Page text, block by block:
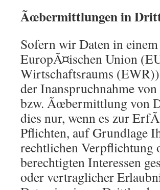
Ãœbermittlungen in
Sofern wir Daten in
EuropÃ¤ischen Union
Wirtschaftsraums
der Inanspruchnahme
bzw. Ãœbermittlung von
dies nur, wenn es zur
Pflichten, auf Grundlage
rechtlichen Verpflichtung
berechtigten Interessen
oder vertraglicher